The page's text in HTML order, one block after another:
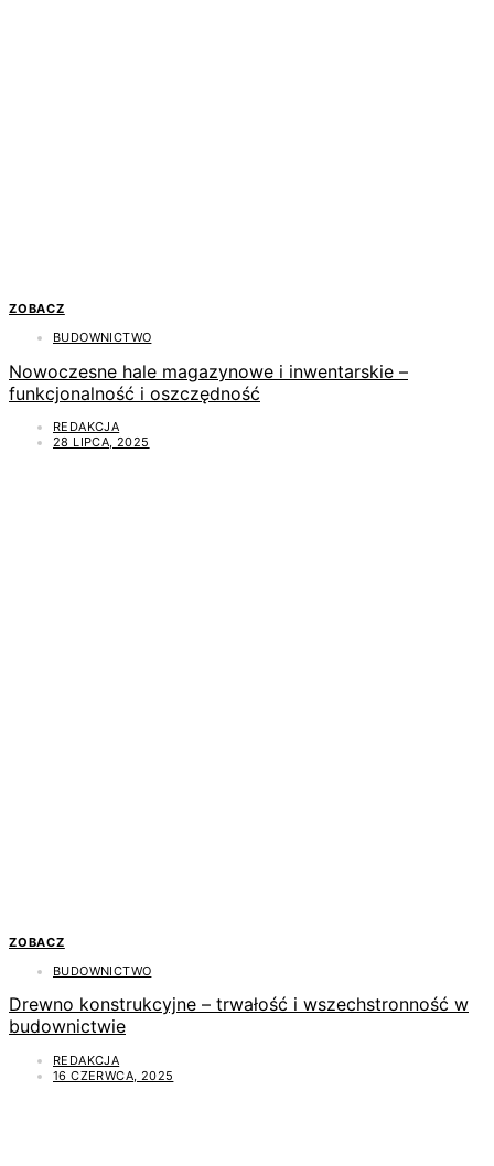
ZOBACZ
BUDOWNICTWO
Nowoczesne hale magazynowe i inwentarskie –
funkcjonalność i oszczędność
REDAKCJA
28 LIPCA, 2025
ZOBACZ
BUDOWNICTWO
Drewno konstrukcyjne – trwałość i wszechstronność w
budownictwie
REDAKCJA
16 CZERWCA, 2025